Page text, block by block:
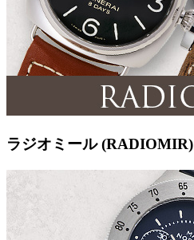
ラジオミール (RADIOMIR)